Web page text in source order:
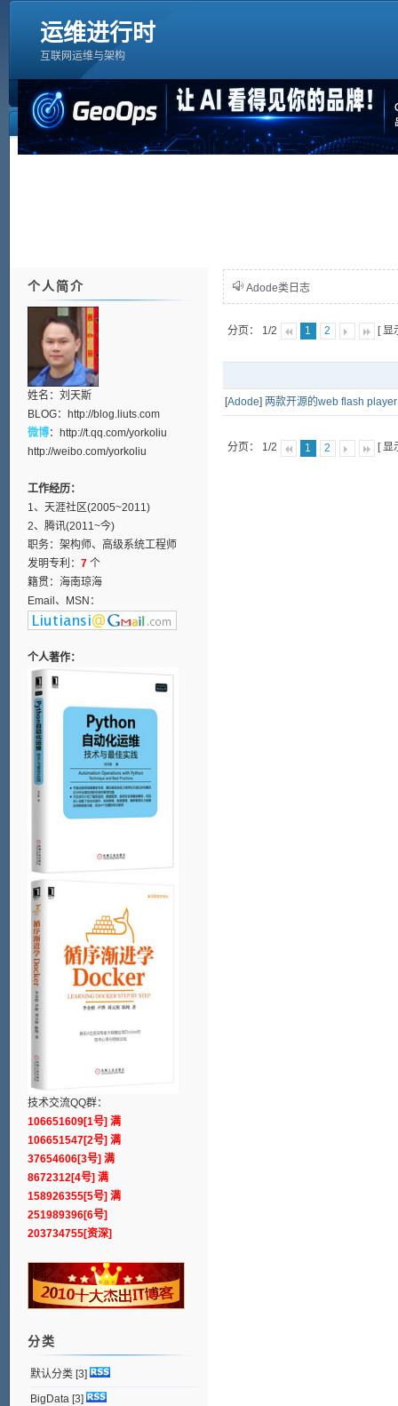
运维进行时
互联网运维与架构
Adode类日志
分页： 1/2 1 2 [ 显
[Adode] 两款开源的web flash
分页： 1/2 1 2 [ 显
个人简介
姓名：刘天斯
BLOG： http://blog.liuts.com
微博： http://t.qq.com/yorkoliu
http://weibo.com/yorkoliu
工作经历：
1、天涯社区(2005~2011)
2、腾讯(2011~今)
职务：架构师、高级系统工程师
发明专利： 7个
籍贯：海南琼海
Email、MSN：
个人著作：
技术交流QQ群：
106651609[1号] 满
106651547[2号] 满
37654606[3号] 满
8672312[4号] 满
158926355[5号] 满
251989396[6号]
203734755[资深]
分类
默认分类[3]
BigData [3]